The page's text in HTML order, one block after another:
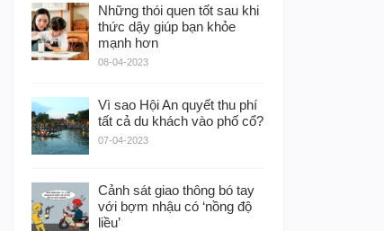
Những thói quen tốt sau khi
thức dậy giúp bạn khỏe
mạnh hơn
08-04-2023
Vì sao Hội An quyết thu phí
tất cả du khách vào phố cổ?
07-04-2023
Cảnh sát giao thông bó tay
với bợm nhậu có ‘nồng độ
liều’